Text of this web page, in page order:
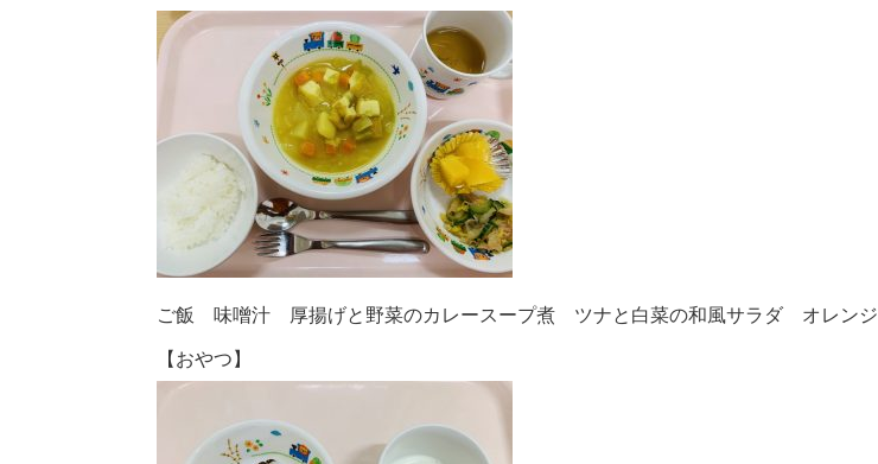
ご飯 味噌汁 厚揚げと野菜のカレースープ煮 ツナと白菜の和風サラダ オレンジ
【おやつ】